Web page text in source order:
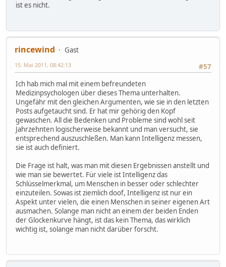
ist es nicht.
rincewind
Gast
#57
15. Mai 2011, 08:42:13
Ich hab mich mal mit einem befreundeten
Medizinpsychologen über dieses Thema unterhalten.
Ungefähr mit den gleichen Argumenten, wie sie in den letzten
Posts aufgetaucht sind. Er hat mir gehörig den Kopf
gewaschen. All die Bedenken und Probleme sind wohl seit
Jahrzehnten logischerweise bekannt und man versucht, sie
entsprechend auszuschleßen. Man kann Intelligenz messen,
sie ist auch definiert.
Die Frage ist halt, was man mit diesen Ergebnissen anstellt und
wie man sie bewertet. Für viele ist Intelligenz das
Schlüsselmerkmal, um Menschen in besser oder schlechter
einzuteilen. Sowas ist ziemlich doof, Intelligenz ist nur ein
Aspekt unter vielen, die einen Menschen in seiner eigenen Art
ausmachen. Solange man nicht an einem der beiden Enden
der Glockenkurve hängt, ist das kein Thema, das wirklich
wichtig ist, solange man nicht darüber forscht.